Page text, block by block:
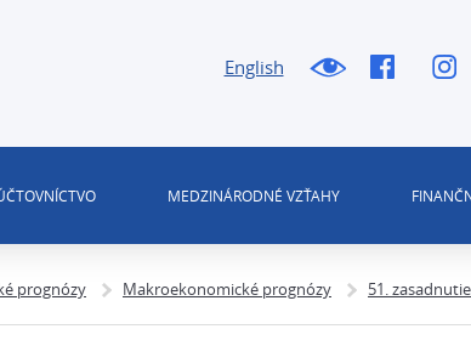
English
MEDZINÁRODNÉ VZŤAHY
prognózy Makroekonomické prognózy 51.